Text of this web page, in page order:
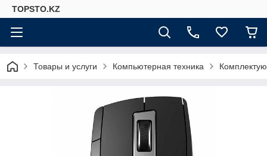
TOPSTO.KZ
Товары и услуги Компьютерная техника